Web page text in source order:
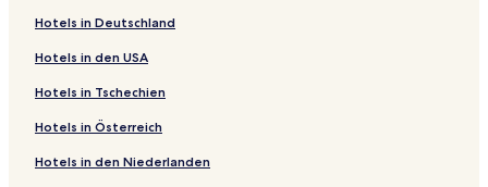
Hotels in Deutschland
Hotels in den USA
Hotels in Tschechien
Hotels in Österreich
Hotels in den Niederlanden